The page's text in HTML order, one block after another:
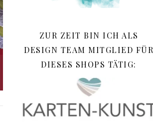
ZUR ZEIT BIN ICH ALS
DESIGN TEAM MITGLIED FÜR
DIESES SHOPS TÄTIG: